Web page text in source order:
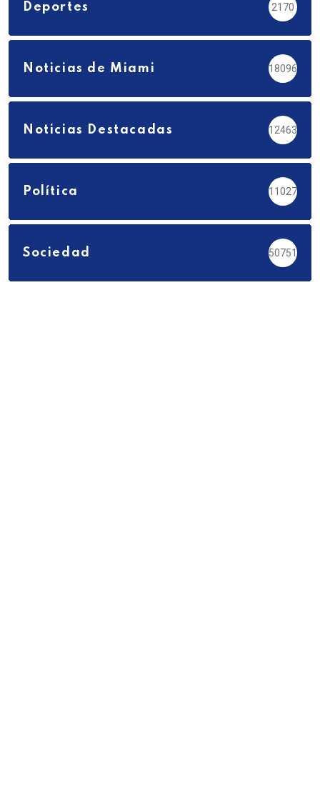
Deportes 2170
Noticias de Miami 18096
Noticias Destacadas 12463
Política 11027
Sociedad 50751